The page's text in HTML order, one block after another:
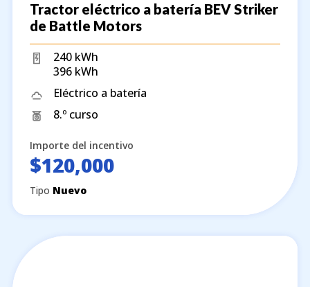
Tractor eléctrico a batería BEV Striker
de Battle Motors
240 kWh
396 kWh
Eléctrico a batería
8.º curso
Importe del incentivo
$120,000
Tipo Nuevo